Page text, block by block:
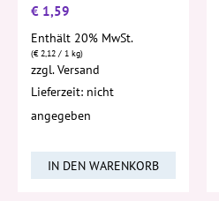
€ 1,59
Enthält 20% MwSt.
(€ 2,12 / 1 kg)
zzgl.Versand
Lieferzeit: nicht
angegeben
IN DEN WARENKORB